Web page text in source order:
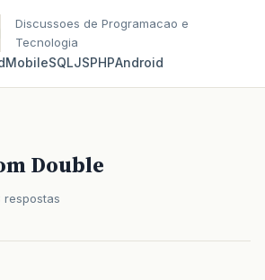
Discussoes de Programacao e
Tecnologia
MobileSQLJSPHPAndroid
Double
respostas